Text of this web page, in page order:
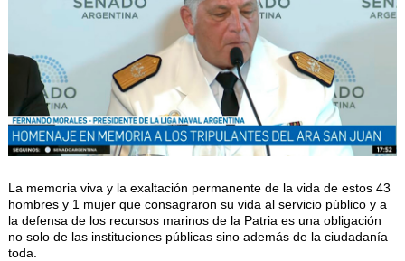
La memoria viva y la exaltación permanente de la vida de estos 43
hombres y 1 mujer que consagraron su vida al servicio público y a
la defensa de los recursos marinos de la Patria es una obligación
no solo de las instituciones públicas sino además de la ciudadanía
toda.